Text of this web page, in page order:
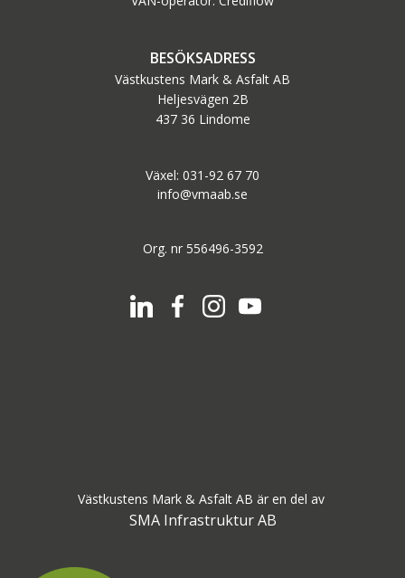
BESÖKSADRESS
Västkustens Mark & Asfalt AB
Heljesvägen 2B
437 36 Lindome
Växel: 031-92 67 70
info@vmaab.se
Org. nr 556496-3592
Västkustens Mark & Asfalt AB är en del av
SMA Infrastruktur AB